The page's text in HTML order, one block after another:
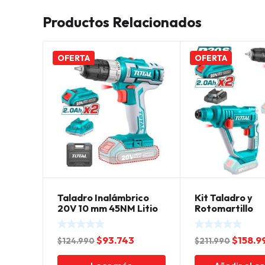
Productos Relacionados
OFERTA
Taladro Inalámbrico
20V 10 mm 45NM Litio
Ion Total
$124.990El
precio
$93.743
precio
OFERTA
Kit Taladro y
Rotomartillo
Inalámbrico
$211.990El
precio
$